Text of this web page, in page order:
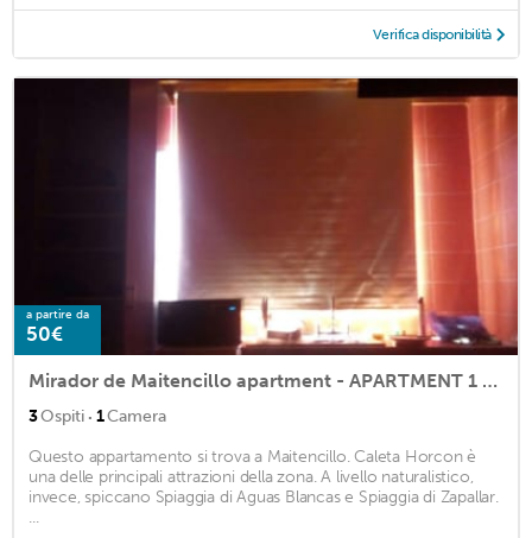
Verifica disponibilità
a partire da
50€
Mirador de Maitencillo apartment - APARTMENT 1 for 2 people
3Ospiti · 1Camera
Questo appartamento si trova a Maitencillo. Caleta Horcon è
una delle principali attrazioni della zona. A livello naturalistico,
invece, spiccano Spiaggia di Aguas Blancas e Spiaggia di Zapallar.
...